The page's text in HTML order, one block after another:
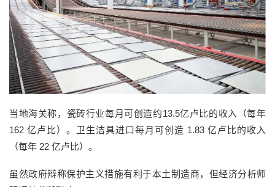
当地海关称，瓷砖行业每月可创造约13.5亿卢比的收入（每年
162 亿卢比）。卫生洁具进口每月可创造 1.83 亿卢比的收入
（每年 22 亿卢比）。
虽然政府辩称保护主义措施有利于本土制造商，但经济分析师